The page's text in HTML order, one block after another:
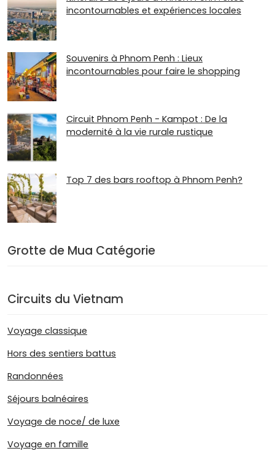
incontournables et expériences locales
Souvenirs à Phnom Penh : Lieux
incontournables pour faire le shopping
Circuit Phnom Penh - Kampot : De la
modernité à la vie rurale rustique
Top 7 des bars rooftop à Phnom Penh?
Grotte de Mua Catégorie
Circuits du Vietnam
Voyage classique
Hors des sentiers battus
Randonnées
Séjours balnéaires
Voyage de noce/ de luxe
Voyage en famille